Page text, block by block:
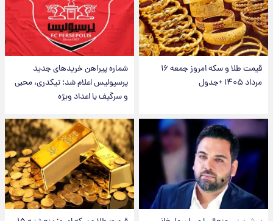
قیمت طلا و سکه امروز جمعه ۱۶
مرداد ۱۴۰۵ +جدول
شماره پیراهن خریدهای جدید
پرسپولیس اعلام شد؛ تیکدری، محبی
و سرگیف با اعداد ویژه